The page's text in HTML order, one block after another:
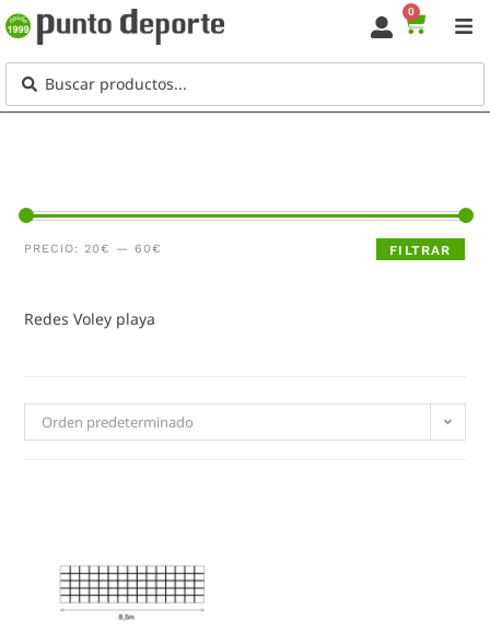
0
FILTRAR
PRECIO:20€ —60€
Redes Voley playa
Orden predeterminado